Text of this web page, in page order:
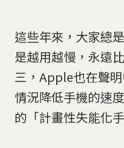
這些年來，大家總
是越用越慢，永遠
三，Apple也在聲
情況降低手機的速
的「計畫性失能化